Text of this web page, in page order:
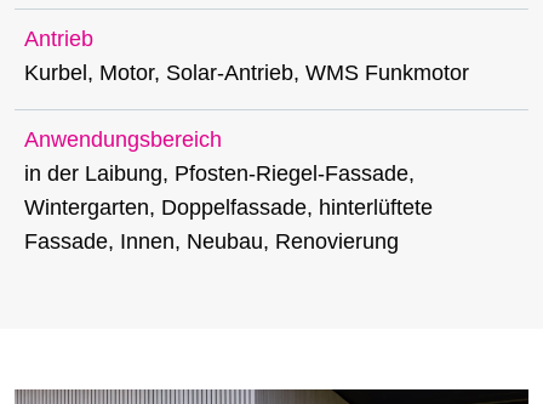
Antrieb
Kurbel, Motor, Solar-Antrieb, WMS Funkmotor
Anwendungsbereich
in der Laibung, Pfosten-Riegel-Fassade,
Wintergarten, Doppelfassade, hinterlüftete
Fassade, Innen, Neubau, Renovierung